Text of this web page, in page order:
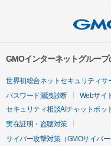
GMOインターネットグルー
世界初総合ネットセキュリティサ
パスワード漏洩診断
Webサイ
セキュリティ相談AIチャットボッ
実在証明・盗聴対策
サイバー攻撃対策（GMOサイバー